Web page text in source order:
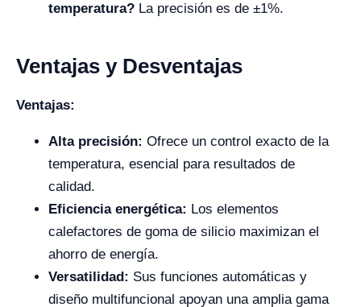
temperatura? La precisión es de ±1%.
Ventajas y Desventajas
Ventajas:
Alta precisión: Ofrece un control exacto de la
temperatura, esencial para resultados de
calidad.
Eficiencia energética: Los elementos
calefactores de goma de silicio maximizan el
ahorro de energía.
Versatilidad: Sus funciones automáticas y
diseño multifuncional apoyan una amplia gama